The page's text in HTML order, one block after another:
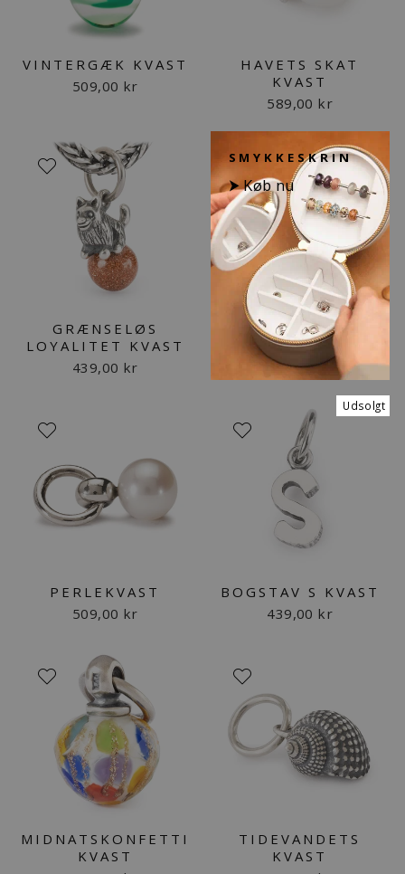
VINTERGÆK KVAST
509,00 kr
HAVETS SKAT
KVAST
589,00 kr
GRÆNSELØS
LOYALITET KVAST
439,00 kr
SMYKKESKRIN
⮞ Køb nu
PERLEKVAST
509,00 kr
Udsolgt
BOGSTAV S KVAST
439,00 kr
MIDNATSKONFETTI
KVAST
TIDEVANDETS
KVAST